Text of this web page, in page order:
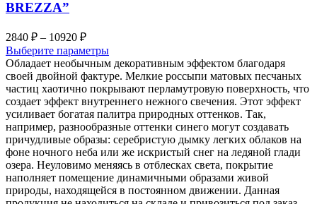
BREZZA”
2840 ₽ – 10920 ₽Диапазон
цен:
2840 ₽
–
10920 ₽
Выберите параметры
Обладает необычным декоративным эффектом благодаря
своей двойной фактуре. Мелкие россыпи матовых песчаных
частиц хаотично покрывают перламутровую поверхность, что
создает эффект внутреннего нежного свечения. Этот эффект
усиливает богатая палитра природных оттенков. Так,
например, разнообразные оттенки синего могут создавать
причудливые образы: серебристую дымку легких облаков на
фоне ночного неба или же искристый снег на ледяной глади
озера. Неуловимо меняясь в отблесках света, покрытие
наполняет помещение динамичными образами живой
природы, находящейся в постоянном движении. Данная